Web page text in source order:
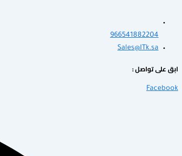
966541882204
Sales@ITk.sa
ابق على تواصل :
Facebook